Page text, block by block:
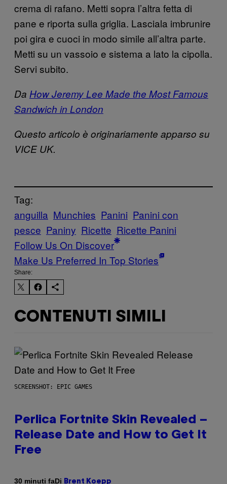
crema di rafano. Metti sopra l’altra fetta di
pane e riporta sulla griglia. Lasciala imbrunire
poi gira e cuoci in modo simile all’altra parte.
Metti su un vassoio e sistema a lato la cipolla.
Servi subito.
Da How Jeremy Lee Made the Most Famous
Sandwich in London
Questo articolo è originariamente apparso su
VICE UK.
Tag:
anguilla Munchies Panini Panini con
pesce Paniny Ricette Ricette Panini
Follow Us On Discover
Make Us Preferred In Top Stories
Share:
CONTENUTI SIMILI
SCREENSHOT: EPIC GAMES
Perlica Fortnite Skin Revealed –
Release Date and How to Get It
Free
30 minuti faDi Brent Koepp